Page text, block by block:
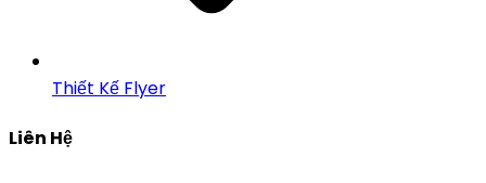
Thiết Kế Flyer
Liên Hệ